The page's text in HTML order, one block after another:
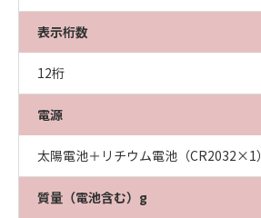
表示桁数
12桁
電源
太陽電池＋リチウム電池（CR2032×1）
質量（電池含む）g